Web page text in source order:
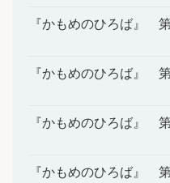
『かもめのひろば』
『かもめのひろば』
『かもめのひろば』
『かもめのひろば』